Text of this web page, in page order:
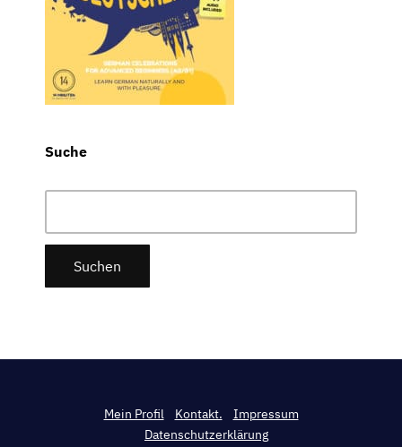
Suche
Mein Profil Kontakt.
Impressum
Datenschutzerklärung